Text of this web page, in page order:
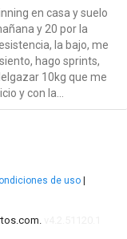
en casa y suelo
y 20 por la
la bajo, me
hago sprints,
10kg que me
y con la...
de uso